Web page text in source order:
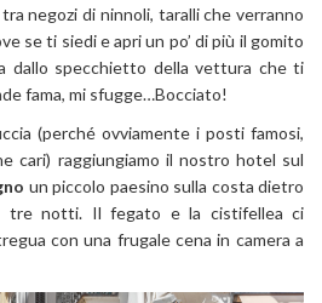
negozi di ninnoli, taralli che verranno
se ti siedi e apri un po’ di più il gomito
dallo specchietto della vettura che ti
fama, mi sfugge…Bocciato!
(perché ovviamente i posti famosi,
cari) raggiungiamo il nostro hotel sul
un piccolo paesino sulla costa dietro
tre notti. Il fegato e la cistifellea ci
con una frugale cena in camera a